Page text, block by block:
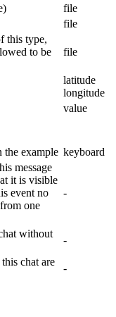
file
file
this type,
to be
file
latitude
longitude
value
the example keyboard
message
it is visible
event no
one
-
without
-
chat are
-